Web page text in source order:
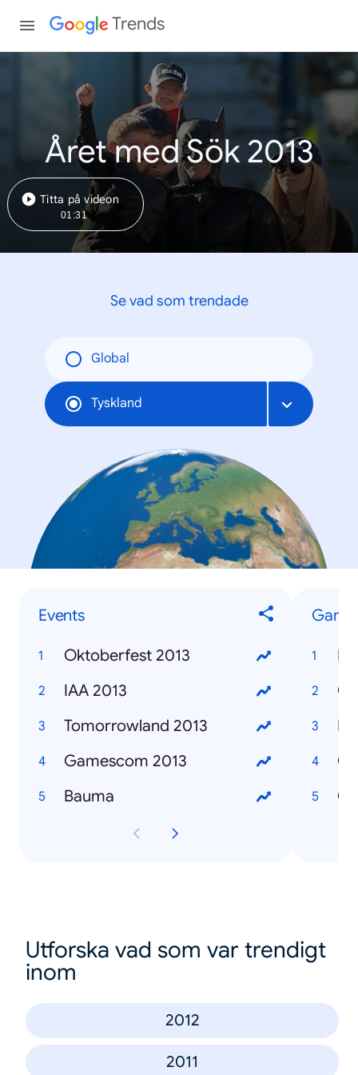
Trends
Året med Sök 2013
Titta på videon
01:31
Se vad som trendade
Global
Tyskland
Events
Oktoberfest 2013
IAA 2013
Tomorrowland 2013
Gamescom 2013
Bauma
Utforska vad som var trendigt
inom
2012
2011